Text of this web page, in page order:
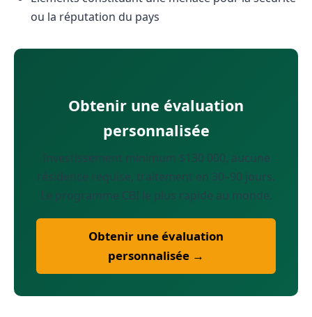
ou la réputation du pays
Obtenir une évaluation
personnalisée
Investissement minimum $130 000, aucune
résidence requise, traitement en 30–90 jours.
Le programme CBI le plus rapide au monde.
Obtenir une évaluation
personnalisée →